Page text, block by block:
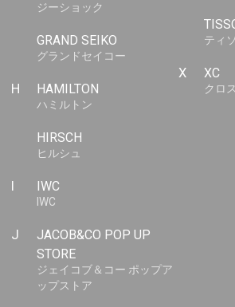
ジーショック
GRAND SEIKO
グランドセイコー
H HAMILTON
ハミルトン
HIRSCH
ヒルシュ
I IWC
IWC
J
JACOB&CO POP UP
STORE
ジェイコブ＆コー ポップア
ップストア
ティソ
X XC
クロ